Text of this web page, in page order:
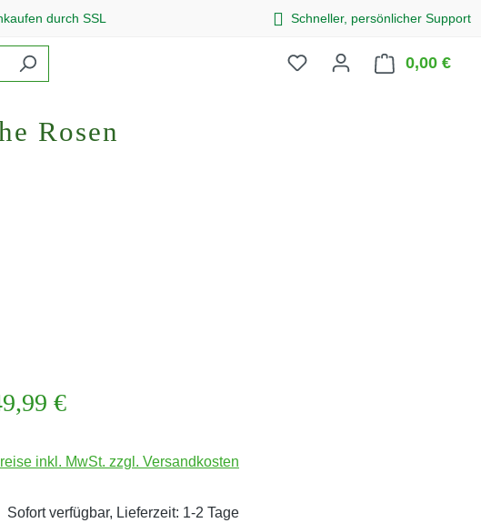
durch SSL Schneller, persönlicher Support
0,00 €
Rosen
Preis:
€
inkl. MwSt. zzgl. Versandkosten
Sofort verfügbar, Lieferzeit: 1-2 Tage